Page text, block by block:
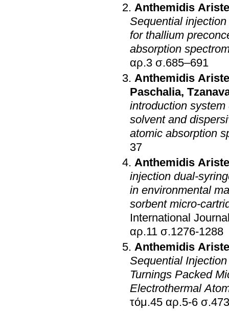
Anthemidis
Sequential
for thallium
absorption
αρ.3 σ.685–691
Anthemidis
Paschalia,
introduction
solvent and
atomic absorption
37
Anthemidis
injection dual-
in environmental
sorbent micro-
International
αρ.11 σ.1276-1288
Anthemidis
Sequential
Turnings Packed
Electrothermal
τόμ.45